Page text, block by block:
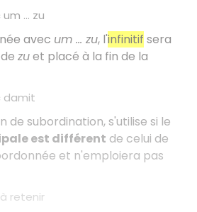
... zu
avec um … zu, l'infinitif sera
zuet placé à la fin de la
damit
de subordination, s'utilise si le
est différent de celui de
et n'emploiera pas
retenir